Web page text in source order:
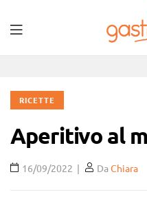
RICETTE
Aperitivo al
16/09/2022 DaChiara